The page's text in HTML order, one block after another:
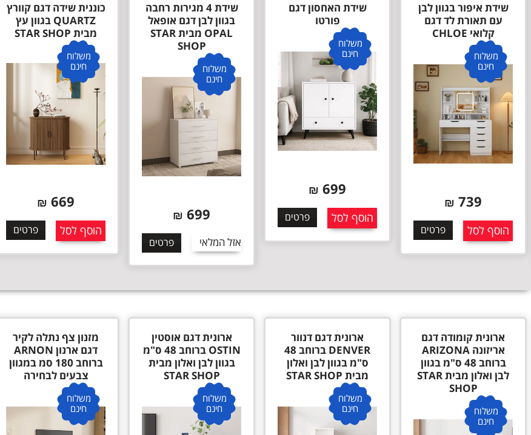
שידת האחסון דגם
פורטו
משלוח
חינם
הוסף לסל פרטים
שידת 4 מגירות רחבה
בגוון לבן דגם אופאל
SHOP
משלוח
חינם
699
₪
אזל המלאי פרטים
כוננית שידה דגם קוורץ
QUARTZ בגוון עץ
מבית STAR SHOP
משלוח
חינם
פרטים
שידת איפור עם תאורת
לד דגם אתנה Athena
מבית STAR SHOP
משלוח
חינם
699
₪
הוסף לסל פרטים
ארונית דגם דנוור
DENVER ברוחב 48
ס"מ בגוון לבן ואלון
מבית STAR SHOP
משלוח
חינם
ארונית דגם אוסטין
OSTIN ברוחב 48 ס"מ
בגוון לבן ואלון מבית
STAR SHOP
משלוח
חינם
מזנון צף נתלה לקיר
דגם ארנון ARNON
ברוחב 180 סמ במגוון
צבעים לבחירה
משלוח
חינם
מזנון צף נתלה לקיר
דגם OFEK ברוחב 160
סמ במגוון צבעים
לבחירה מבית
משלוח
חינם